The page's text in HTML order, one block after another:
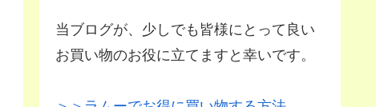
当ブログが、少しでも皆様にとって良い
お買い物のお役に立てますと幸いです。